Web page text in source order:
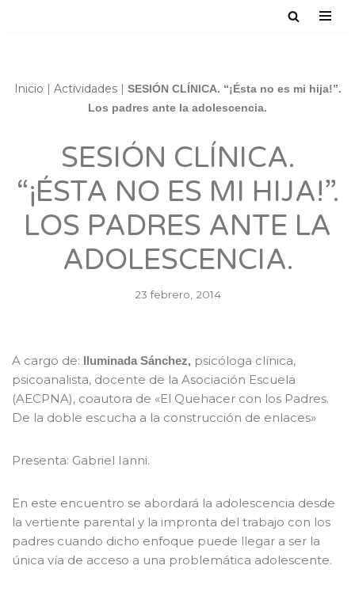
contenido
Inicio | Actividades| SESIÓN CLÍNICA. “¡Ésta no es mi hija!”.
Los padres ante la adolescencia.
SESIÓN CLÍNICA.
“¡ÉSTA NO ES MI HIJA!”.
LOS PADRES ANTE LA
ADOLESCENCIA.
23 febrero, 2014
A cargo de: Iluminada Sánchez, psicóloga clínica,
psicoanalista, docente de la Asociación Escuela
(AECPNA), coautora de «El Quehacer con los Padres.
De la doble escucha a la construcción de enlaces»
Presenta: Gabriel Ianni.
En este encuentro se abordará la adolescencia desde
la vertiente parental y la impronta del trabajo con los
padres cuando dicho enfoque puede llegar a ser la
única vía de acceso a una problemática adolescente.